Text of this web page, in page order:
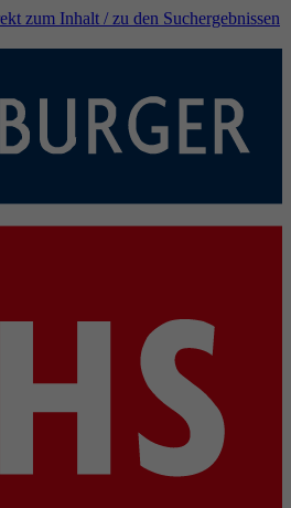
zum Inhalt / zu den Suchergebnissen